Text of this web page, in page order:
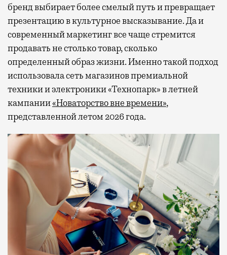
бренд выбирает более смелый путь и превращает
презентацию в культурное высказывание. Да и
современный маркетинг все чаще стремится
продавать не столько товар, сколько
определенный образ жизни. Именно такой подход
использовала сеть магазинов премиальной
техники и электроники «Технопарк» в летней
кампании«Новаторство вне времени»,
представленной летом 2026 года.